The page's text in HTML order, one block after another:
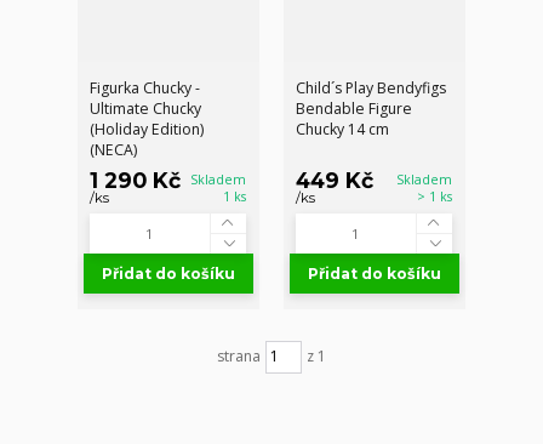
Figurka Chucky -
Ultimate Chucky
(Holiday Edition)
(NECA)
1 290 Kč
/ks
Skladem
1 ks
Přidat do košíku
Child´s Play Bendyfigs
Bendable Figure
Chucky 14 cm
449 Kč
/ks
Skladem
> 1 ks
Přidat do košíku
strana z 1